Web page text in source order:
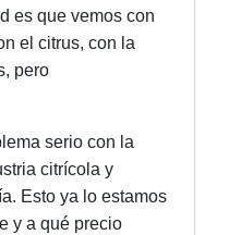
es que vemos con
el citrus, con la
pero
serio con la
citrícola y
Esto ya lo estamos
y a qué precio